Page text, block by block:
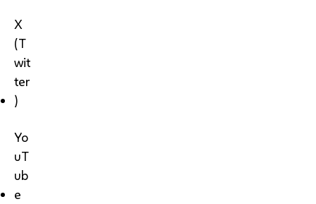
X
(T
wit
ter
)
Yo
uT
ub
e